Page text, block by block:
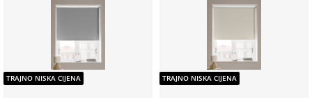
TRAJNO NISKA CIJENA TRAJNO NISKA CIJENA